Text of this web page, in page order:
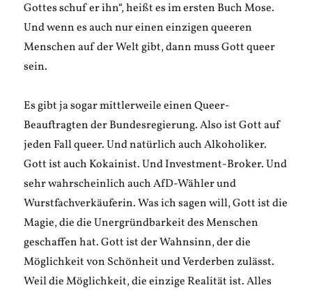
Gottes schuf er ihn“, heißt es im ersten Buch Mose.
Und wenn es auch nur einen einzigen queeren
Menschen auf der Welt gibt, dann muss Gott queer
sein.
Es gibt ja sogar mittlerweile einen Queer-
Beauftragten der Bundesregierung. Also ist Gott auf
jeden Fall queer. Und natürlich auch Alkoholiker.
Gott ist auch Kokainist. Und Investment-Broker. Und
sehr wahrscheinlich auch AfD-Wähler und
Wurstfachverkäuferin. Was ich sagen will, Gott ist die
Magie, die die Unergründbarkeit des Menschen
geschaffen hat. Gott ist der Wahnsinn, der die
Möglichkeit von Schönheit und Verderben zulässt.
Weil die Möglichkeit, die einzige Realität ist. Alles